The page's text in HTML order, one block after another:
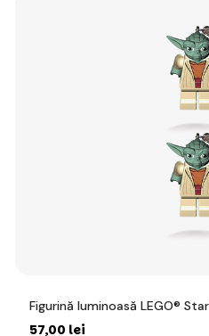
Figurină luminoasă LEGO®
57,00 lei